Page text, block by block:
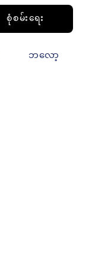
စုံစမ်းရေး
ဘလော့